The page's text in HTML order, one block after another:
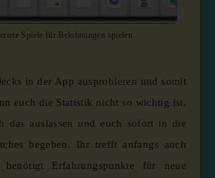
Spiele für Belohnungen spielen
in der App ausprobieren und somit
euch die Statistik nicht so wichtig ist,
das auslassen und euch sofort in die
begeben. Ihr trefft anfangs auch
benötigt Erfahrungspunkte für neue